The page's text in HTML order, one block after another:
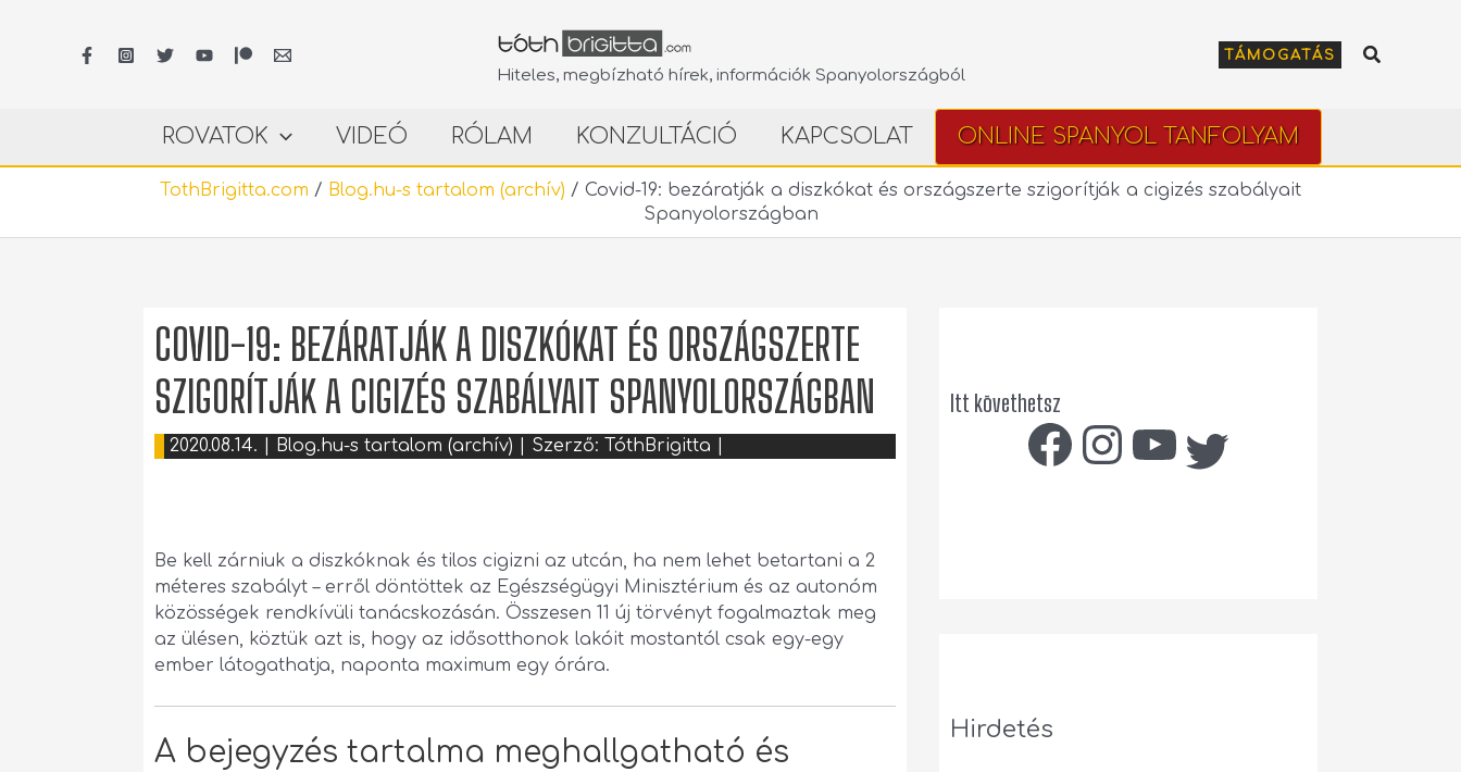
Hiteles, megbízható hírek, információk Spanyolországból
TÁMOGATÁS Keresés
ROVATOK VIDEÓ RÓLAM KONZULTÁCIÓ KAPCSOLAT ONLINE SPANYOL TANFOLYAM
TothBrigitta.com / Blog.hu-s tartalom (archív) / Covid-19: bezáratják a diszkókat és országszerte szigorítják a cigizés szabályait
Spanyolországban
COVID-19: BEZÁRATJÁK A DISZKÓKAT ÉS ORSZÁGSZERTE
SZIGORÍTJÁK A CIGIZÉS SZABÁLYAIT SPANYOLORSZÁGBAN
2020.08.14. Blog.hu-s tartalom (archív) | Szerző: TóthBrigitta
Be kell zárniuk a diszkóknak és tilos cigizni az utcán, ha nem lehet betartani a 2
méteres szabályt – erről döntöttek az Egészségügyi Minisztérium és az autonóm
közösségek rendkívüli tanácskozásán. Összesen 11 új törvényt fogalmaztak meg
az ülésen, köztük azt is, hogy az idősotthonok lakóit mostantól csak egy-egy
ember látogathatja, naponta maximum egy órára.
A bejegyzés tartalma meghallgatható és
Itt követhetsz
Hirdetés